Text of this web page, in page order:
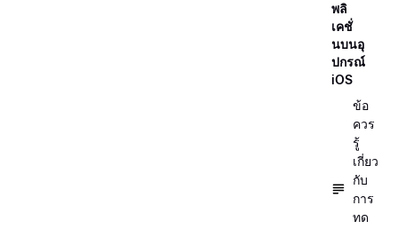
พลิ
เคชั่
นบนอุ
ปกรณ์
iOS
ข้อ
ควร
รู้
เกี่ยว
กับ
การ
ทด